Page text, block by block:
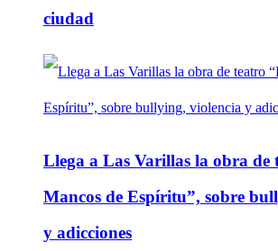
ciudad
Llega a Las Varillas la obra de
Mancos de Espíritu”, sobre
y adicciones